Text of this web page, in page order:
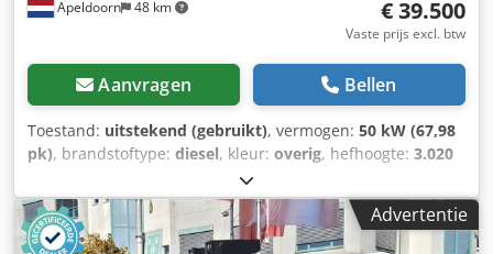
Apeldoorn 48 km € 39.500
Vaste prijs excl. btw
Aanvragen Bellen
Toestand: uitstekend (gebruikt), vermogen: 50 kW (67,98
pk), brandstoftype: diesel, kleur: overig, hefhoogte: 3.020
, bedrijfsturen:
2021 Leeggewicht: 3.664 kg Afmetingen (L x B x H): 337 x
173 x 198 cm Stuurinrichting: Star Motormerk: Bobcat CE-
markering: ja Technische staat: zeer goed Optische staat:
Advertentie